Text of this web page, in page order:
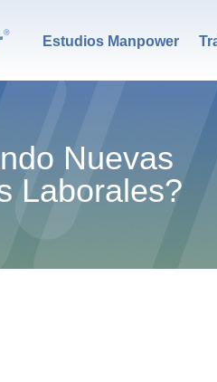
Estudios Manpower
Nuevas
Laborales?